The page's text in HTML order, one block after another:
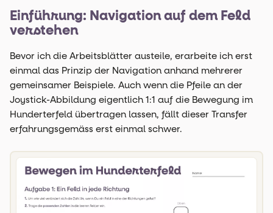
Einführung: Navigation auf dem Feld
verstehen
Bevor ich die Arbeitsblätter austeile, erarbeite ich erst
einmal das Prinzip der Navigation anhand mehrerer
gemeinsamer Beispiele. Auch wenn die Pfeile an der
Joystick-Abbildung eigentlich 1:1 auf die Bewegung im
Hunderterfeld übertragen lassen, fällt dieser Transfer
erfahrungsgemäss erst einmal schwer.